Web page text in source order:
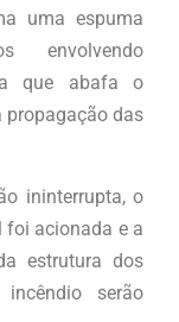
uma espuma
envolvendo
que abafa o
propagação das
ininterrupta, o
foi acionada e a
estrutura dos
serão